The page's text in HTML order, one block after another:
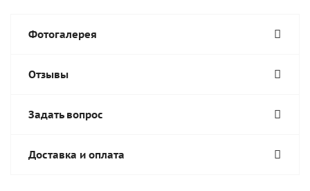
Фотогалерея
Отзывы
Задать вопрос
Доставка и оплата